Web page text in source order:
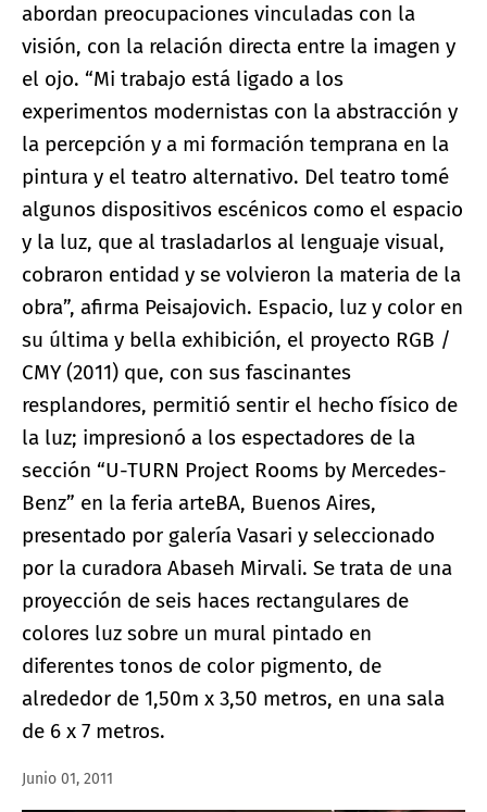
abordan preocupaciones vinculadas con la
visión, con la relación directa entre la imagen y
el ojo. “Mi trabajo está ligado a los
experimentos modernistas con la abstracción y
la percepción y a mi formación temprana en la
pintura y el teatro alternativo. Del teatro tomé
algunos dispositivos escénicos como el espacio
y la luz, que al trasladarlos al lenguaje visual,
cobraron entidad y se volvieron la materia de la
obra”, afirma Peisajovich. Espacio, luz y color en
su última y bella exhibición, el proyecto RGB /
CMY (2011) que, con sus fascinantes
resplandores, permitió sentir el hecho físico de
la luz; impresionó a los espectadores de la
sección “U-TURN Project Rooms by Mercedes-
Benz” en la feria arteBA, Buenos Aires,
presentado por galería Vasari y seleccionado
por la curadora Abaseh Mirvali. Se trata de una
proyección de seis haces rectangulares de
colores luz sobre un mural pintado en
diferentes tonos de color pigmento, de
alrededor de 1,50m x 3,50 metros, en una sala
de 6 x 7 metros.
Junio 01, 2011